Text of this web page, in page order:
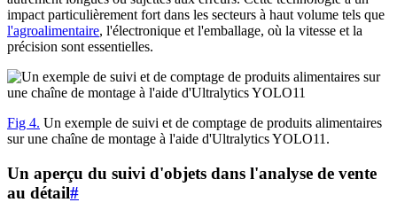
impact particulièrement fort dans les secteurs à haut volume tels que
l'agroalimentaire, l'électronique et l'emballage, où la vitesse et la
précision sont essentielles.
Fig 4. Un exemple de suivi et de comptage de produits alimentaires
sur une chaîne de montage à l'aide d'Ultralytics YOLO11.
Un aperçu du suivi d'objets dans l'analyse de vente
au détail#